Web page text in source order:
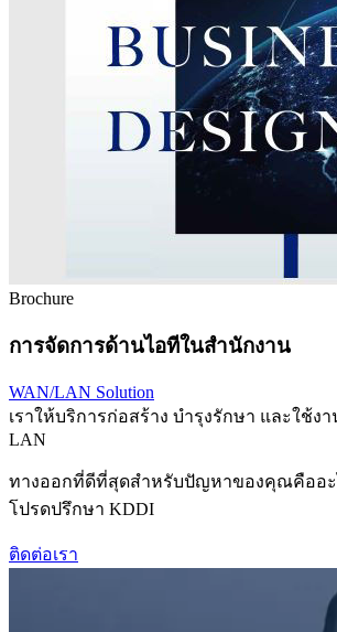
Brochure
การจัดการด้านไอทีในสำนักงาน
WAN/LAN Solution
เราให้บริการก่อสร้าง บำรุงรักษา และใช้ง
LAN
ทางออกที่ดีที่สุดสำหรับปัญหาของคุณคืออะ
โปรดปรึกษา KDDI
ติดต่อเรา